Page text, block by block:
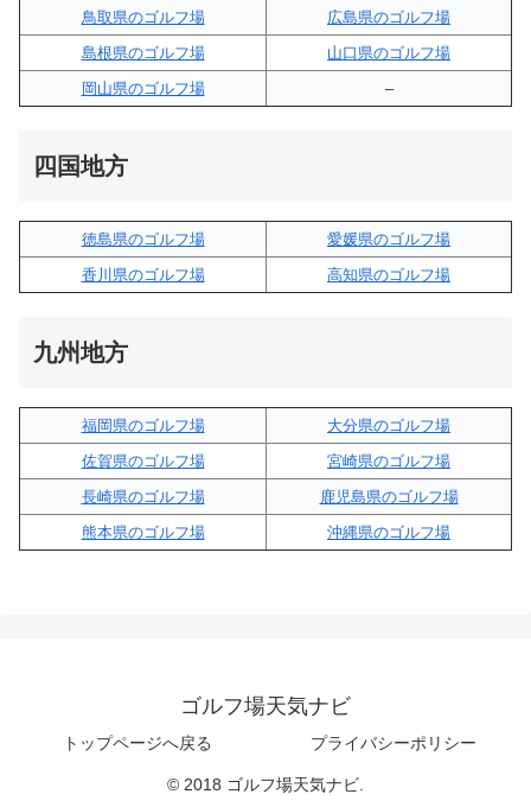
鳥取県のゴルフ場
広島県のゴルフ場
島根県のゴルフ場
山口県のゴルフ場
岡山県のゴルフ場
–
四国地方
徳島県のゴルフ場
愛媛県のゴルフ場
香川県のゴルフ場
高知県のゴルフ場
九州地方
福岡県のゴルフ場
大分県のゴルフ場
佐賀県のゴルフ場
宮崎県のゴルフ場
長崎県のゴルフ場
鹿児島県のゴルフ場
熊本県のゴルフ場
沖縄県のゴルフ場
ゴルフ場天気ナビ
トップページへ戻る プライバシーポリシー
© 2018 ゴルフ場天気ナビ.